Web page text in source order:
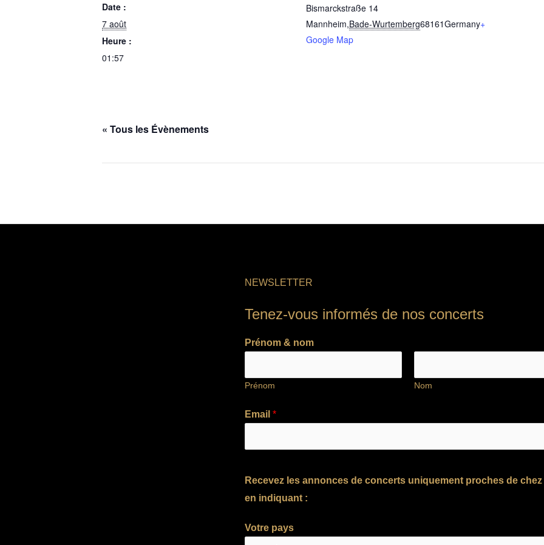
Date :
7 août
Heure :
01:57
Bismarckstraße 14
Mannheim,Bade-Wurtemberg68161Germany+
Google Map
« Tous les Évènements
NEWSLETTER
Tenez-vous informés de nos concerts
Prénom & nom
Prénom Nom
Email*
Recevez les annonces de concerts uniquement proches de
en indiquant :
Votre pays